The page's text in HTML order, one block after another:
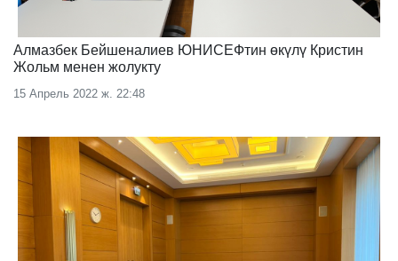
Алмазбек Бейшеналиев ЮНИСЕФтин өкүлү Кристин
Жольм менен жолукту
15 Апрель 2022 ж. 22:48